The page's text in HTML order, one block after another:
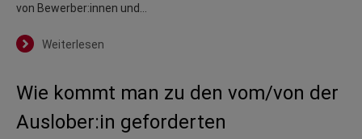
von Bewerber:innen und…
Weiterlesen
Wie kommt man zu den vom/von der
Auslober:in geforderten